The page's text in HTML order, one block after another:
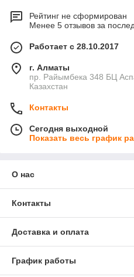
Рейтинг не сформирован
Менее 5 отзывов за
Работает с 28.10.2017
г. Алматы
пр. Райымбека 348 БЦ
Казахстан
Контакты
Сегодня выходной
Показать весь график
О нас
Контакты
Доставка и оплата
График работы